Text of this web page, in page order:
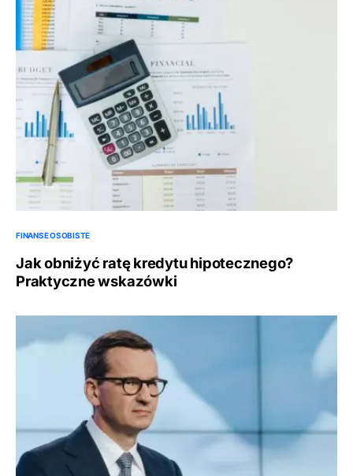
FINANSE OSOBISTE
Jak obniżyć ratę kredytu hipotecznego?
Praktyczne wskazówki